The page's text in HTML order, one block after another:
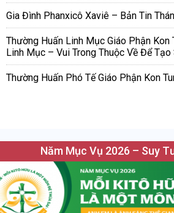
Gia Đình Phanxicô Xaviê – Bản Tin
Thường Huấn Linh Mục Giáo Phận Kon
Linh Mục – Vui Trong Thuộc Về Để Tạo
Thường Huấn Phó Tế Giáo Phận Kon
Năm Mục Vụ 2026 – Suy